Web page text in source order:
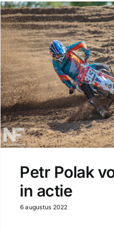
Petr Polak
in actie
6 augustus 2022